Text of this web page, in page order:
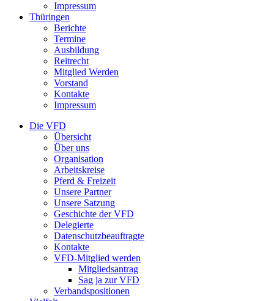
Impressum
Thüringen
Berichte
Termine
Ausbildung
Reitrecht
Mitglied Werden
Vorstand
Kontakte
Impressum
Die VFD
Übersicht
Über uns
Organisation
Arbeitskreise
Pferd & Freizeit
Unsere Partner
Unsere Satzung
Geschichte der VFD
Delegierte
Datenschutzbeauftragte
Kontakte
VFD-Mitglied werden
Mitgliedsantrag
Sag ja zur VFD
Verbandspositionen